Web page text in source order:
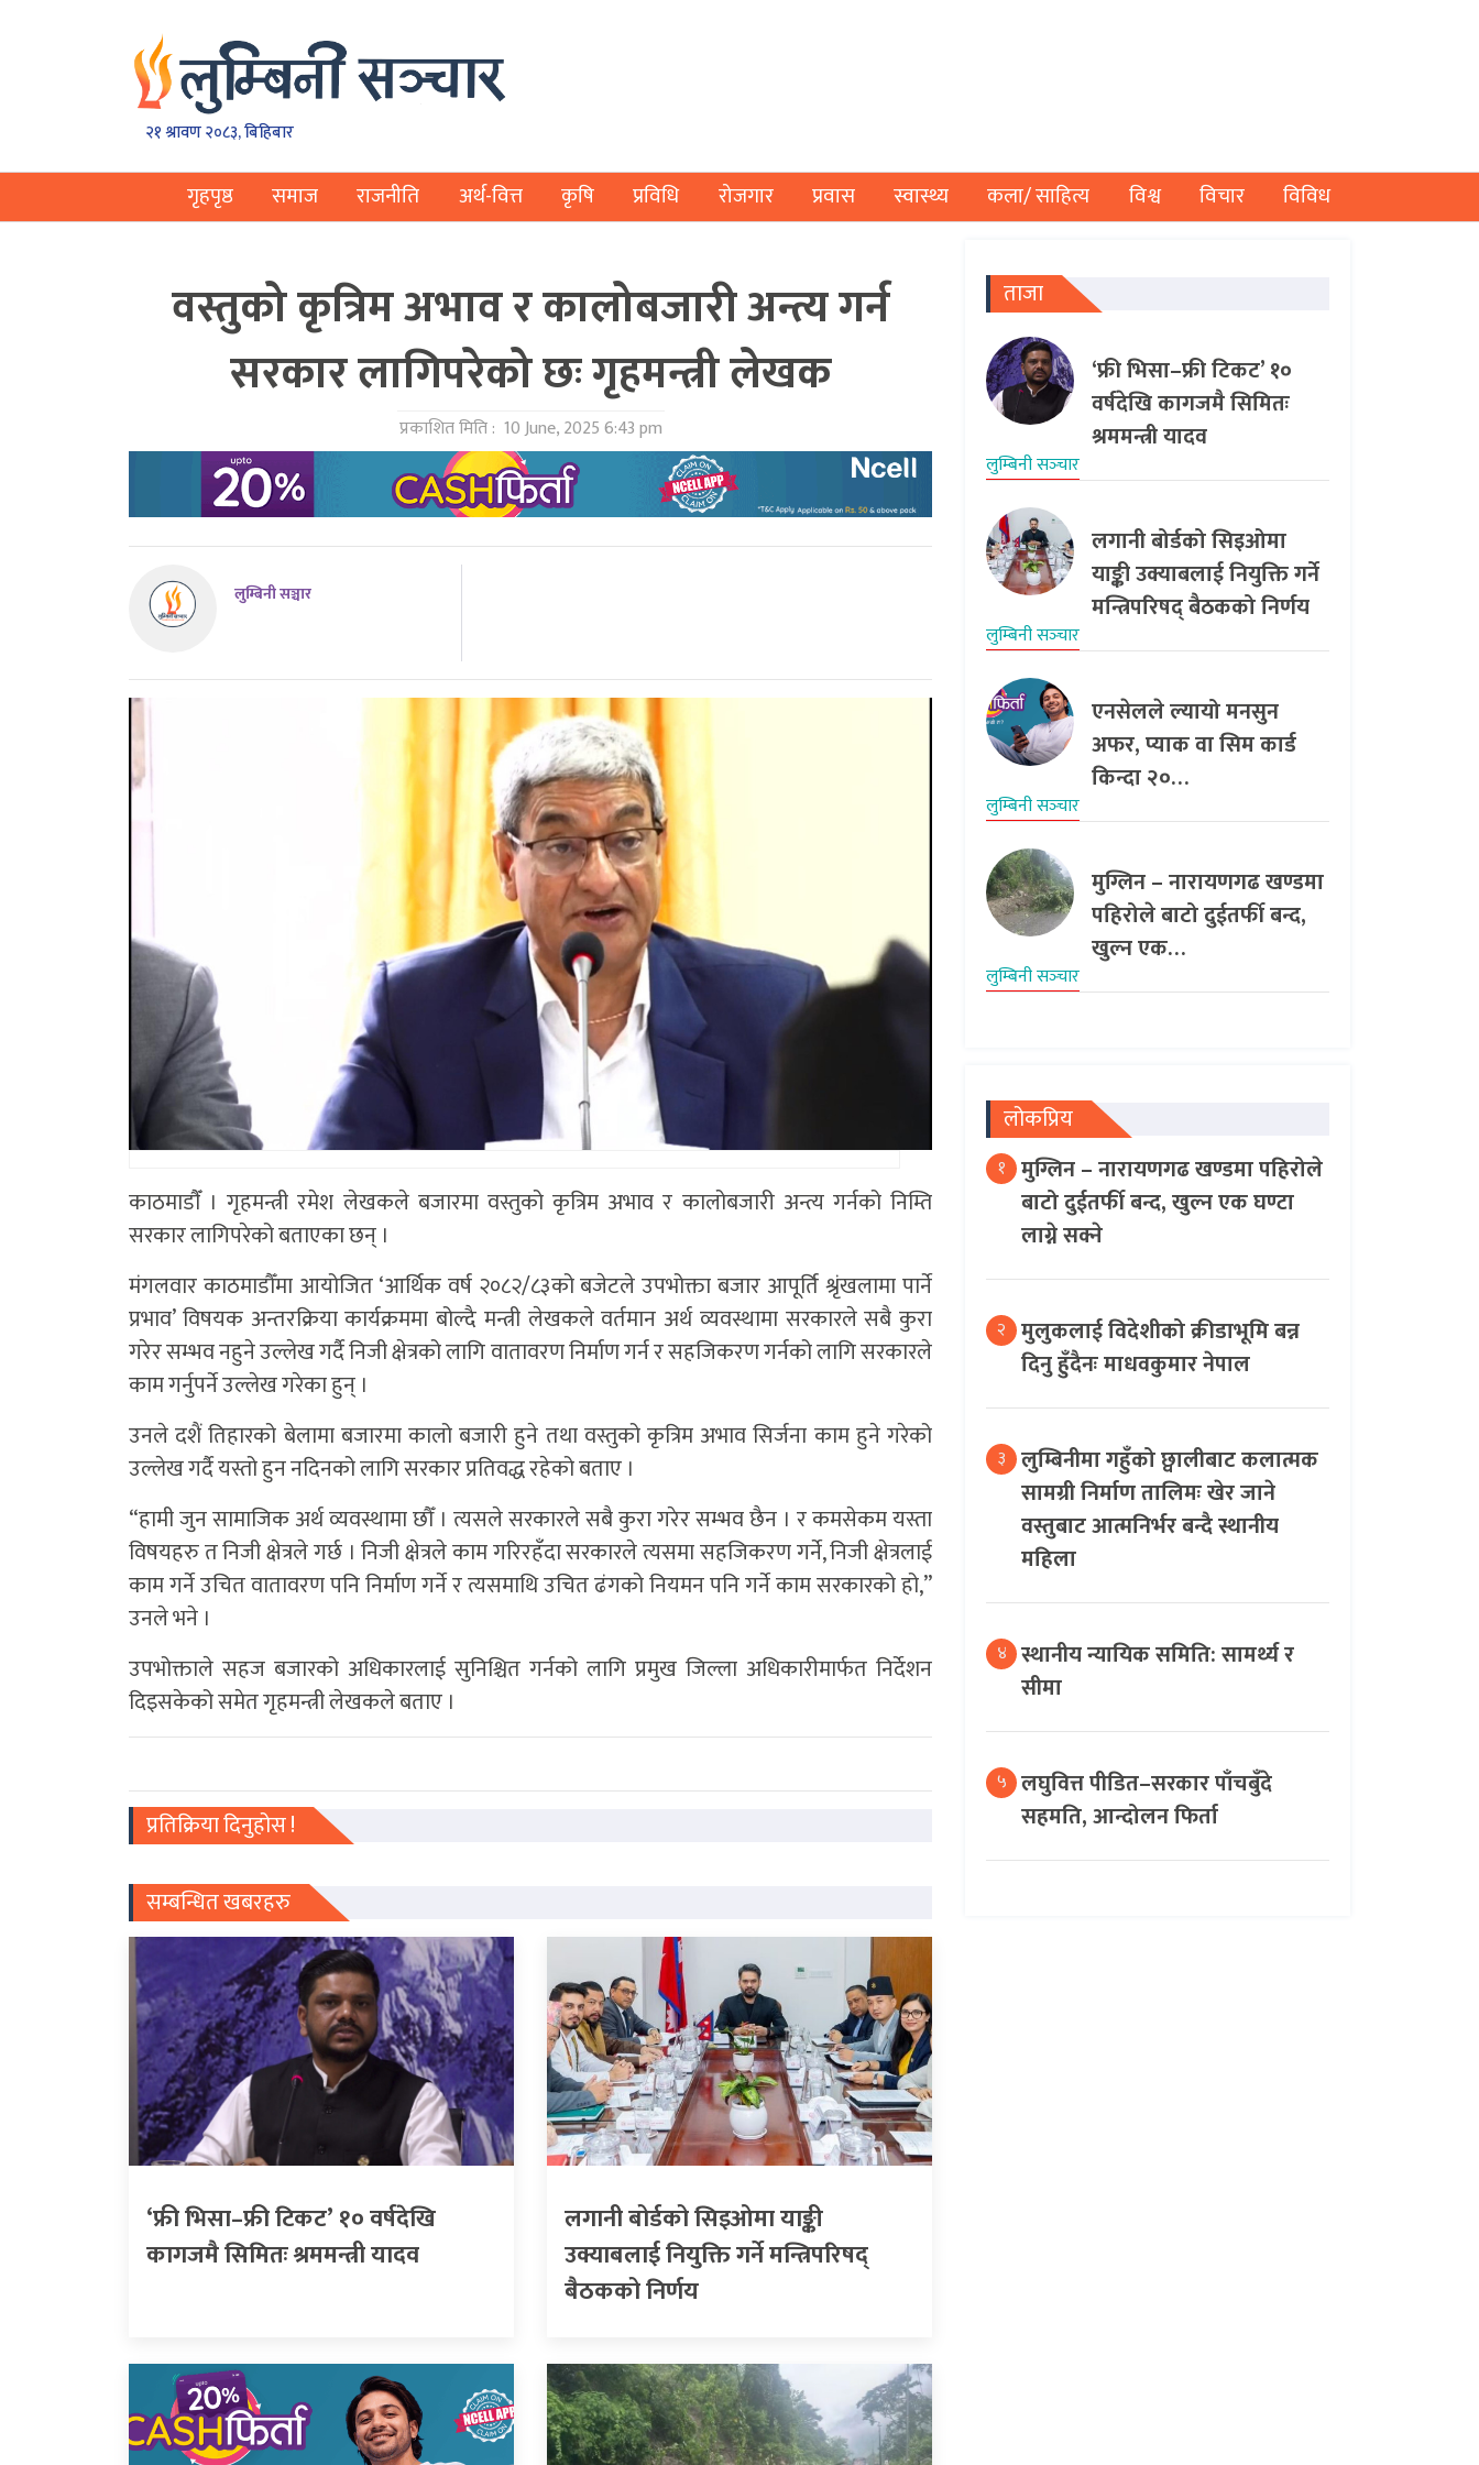
२१ श्रावण २०८३, बिहिबार
गृहपृष्ठ समाज राजनीति अर्थ-वित्त कृषि प्रविधि रोजगार प्रवास स्वास्थ्य कला/ साहित्य विश्व विचार विविध
वस्तुको कृत्रिम अभाव र कालोबजारी अन्त्य गर्न
सरकार लागिपरेको छः गृहमन्त्री लेखक
प्रकाशित मिति : 10 June, 2025 6:43 pm
लुम्बिनी सञ्चार
काठमाडाैँ । गृहमन्त्री रमेश लेखकले बजारमा वस्तुको कृत्रिम अभाव र कालोबजारी अन्त्य गर्नको निम्ति
सरकार लागिपरेको बताएका छन् ।
मंगलवार काठमाडौँमा आयोजित ‘आर्थिक वर्ष २०८२/८३को बजेटले उपभोक्ता बजार आपूर्ति श्रृंखलामा पार्ने
प्रभाव’ विषयक अन्तरक्रिया कार्यक्रममा बोल्दै मन्त्री लेखकले वर्तमान अर्थ व्यवस्थामा सरकारले सबै कुरा
गरेर सम्भव नहुने उल्लेख गर्दै निजी क्षेत्रको लागि वातावरण निर्माण गर्न र सहजिकरण गर्नको लागि सरकारले
काम गर्नुपर्ने उल्लेख गरेका हुन् ।
उनले दशैं तिहारको बेलामा बजारमा कालो बजारी हुने तथा वस्तुको कृत्रिम अभाव सिर्जना काम हुने गरेको
उल्लेख गर्दै यस्तो हुन नदिनको लागि सरकार प्रतिवद्ध रहेको बताए ।
“हामी जुन सामाजिक अर्थ व्यवस्थामा छौँ । त्यसले सरकारले सबै कुरा गरेर सम्भव छैन । र कमसेकम यस्ता
विषयहरु त निजी क्षेत्रले गर्छ । निजी क्षेत्रले काम गरिरहँदा सरकारले त्यसमा सहजिकरण गर्ने, निजी क्षेत्रलाई
काम गर्ने उचित वातावरण पनि निर्माण गर्ने र त्यसमाथि उचित ढंगको नियमन पनि गर्ने काम सरकारको हो,”
उनले भने ।
उपभोक्ताले सहज बजारको अधिकारलाई सुनिश्चित गर्नको लागि प्रमुख जिल्ला अधिकारीमार्फत निर्देशन
दिइसकेको समेत गृहमन्त्री लेखकले बताए ।
प्रतिक्रिया दिनुहोस !
सम्बन्धित खबरहरु
‘फ्री भिसा–फ्री टिकट’ १० वर्षदेखि
कागजमै सिमितः श्रममन्त्री यादव
लगानी बोर्डको सिइओमा याङ्की
उक्याबलाई नियुक्ति गर्ने मन्त्रिपरिषद्
बैठकको निर्णय
ताजा
‘फ्री भिसा–फ्री टिकट’ १०
वर्षदेखि कागजमै सिमितः
श्रममन्त्री यादव
लुम्बिनी सञ्‍चार
लगानी बोर्डको सिइओमा
याङ्की उक्याबलाई नियुक्ति गर्ने
मन्त्रिपरिषद् बैठकको निर्णय
लुम्बिनी सञ्‍चार
एनसेलले ल्यायो मनसुन
अफर, प्याक वा सिम कार्ड
किन्दा २०…
लुम्बिनी सञ्‍चार
मुग्लिन – नारायणगढ खण्डमा
पहिरोले बाटो दुईतर्फी बन्द,
खुल्न एक…
लुम्बिनी सञ्‍चार
लोकप्रिय
१ मुग्लिन – नारायणगढ खण्डमा पहिरोले
बाटो दुईतर्फी बन्द, खुल्न एक घण्टा
लाग्ने सक्ने
२ मुलुकलाई विदेशीको क्रीडाभूमि बन्न
दिनु हुँदैनः माधवकुमार नेपाल
३ लुम्बिनीमा गहुँको छ्वालीबाट कलात्मक
सामग्री निर्माण तालिमः खेर जाने
वस्तुबाट आत्मनिर्भर बन्दै स्थानीय
महिला
४ स्थानीय न्यायिक समिति: सामर्थ्य र
सीमा
५ लघुवित्त पीडित–सरकार पाँचबुँदे
सहमति, आन्दोलन फिर्ता